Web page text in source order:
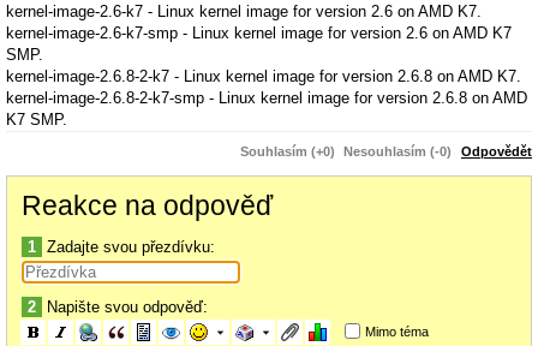
kernel-image-2.6-k7 - Linux kernel image for version 2.6 on AMD K7.
kernel-image-2.6-k7-smp - Linux kernel image for version 2.6 on AMD K7
SMP.
kernel-image-2.6.8-2-k7 - Linux kernel image for version 2.6.8 on AMD K7.
kernel-image-2.6.8-2-k7-smp - Linux kernel image for version 2.6.8 on AMD
K7 SMP.
Souhlasím (+0) Nesouhlasím (-0) Odpovědět
Reakce na odpověď
1 Zadajte svou přezdívku:
2 Napište svou odpověď:
Mimo téma